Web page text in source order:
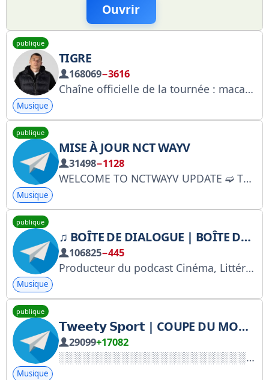
Ouvrir
publique
TIGRE
168069−3616
Chaîne officielle de la tournée : macantour.com Page VK : https://vk.com/amacan
Musique
publique
MISE À JOUR NCT WAYV
31498−1128
WELCOME TO NCTWAYV UPDATE ➫ This channel is daily Schedule & Update all about NCTWAYV ➫ WANT TO PAID PROMOTE & COMPLAINT ?? @Gyuram8808 ➫ INFO CHANNEL ALL @CHANNELINFOUPDATE ➫ ADM
Musique
publique
♫ BOÎTE DE DIALOGUE | BOÎTE DE DIALOGUE
106825−445
Producteur du podcast Cinéma, Littérature, Musique : Mehdi Sotoudeh Site web : DialogueBox.ir Courriel : info@dialoguebox.ir Instagram : DialogueBox_Episodes YouTube : dialogueboxmedia Twitter : dialoguebox_ir Musique, Vidéos : @dialogueboxplus
Musique
publique
𝗧𝘄𝗲𝗲𝘁𝘆 𝗦𝗽𝗼𝗿𝘁 | COUPE DU MONDE 2026
29099+17082
Musique